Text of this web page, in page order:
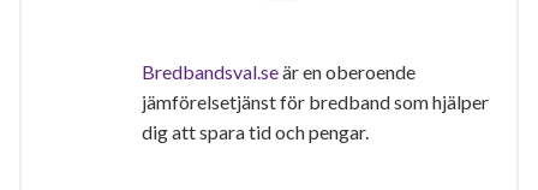
Bredbandsval.seär en oberoende
jämförelsetjänst för bredband som hjälper
dig att spara tid och pengar.